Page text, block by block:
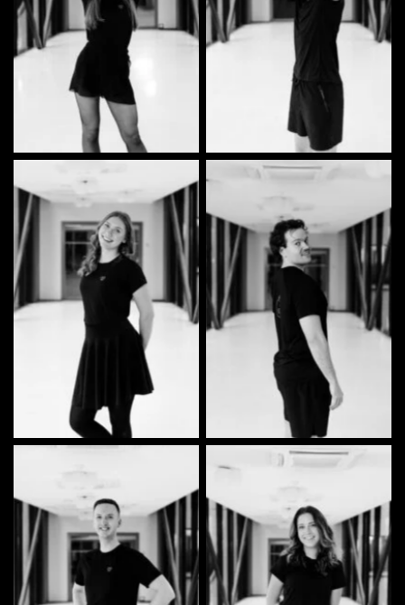
Merili Aitsam | Tantsija Hendrik Lember | Tantsija
Maris Huik | Tantsija Stefen Sumla | Tantsija
Henri Olavi Suomalainen |
Tantsija
Rahel Elisabeth Toffer |
Tantsija